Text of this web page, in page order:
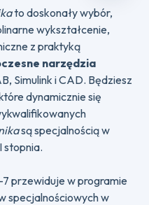
to doskonały wybór,
wykształcenie,
z praktyką
narzędzia
Simulink i CAD. Będziesz
dynamicznie się
są specjalnością w
stopnia.
przewiduje w programie
specjalnościowych w